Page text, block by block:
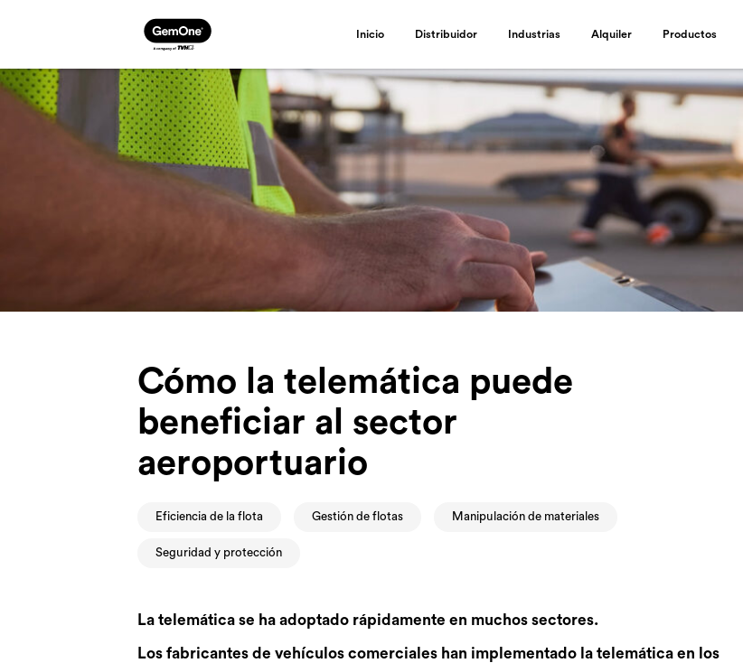
Inicio Distribuidor Industrias Alquiler Productos
Cómo la telemática puede
beneficiar al sector
aeroportuario
Eficiencia de la flota Gestión de flotas Manipulación de materiales
Seguridad y protección
La telemática se ha adoptado rápidamente en muchos sectores.
Los fabricantes de vehículos comerciales han implementado la telemática en los